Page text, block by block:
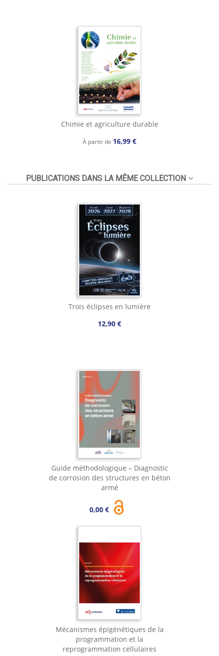
Chimie et agriculture durable
À partir de 16,99 €
PUBLICATIONS DANS LA MÊME COLLECTION
Trois éclipses en lumière
12,90 €
Guide méthodologique – Diagnostic
de corrosion des structures en béton
armé
0,00 €
Mécanismes épigénétiques de la
programmation et la
reprogrammation cellulaires